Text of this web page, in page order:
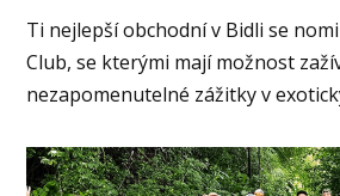
Ti nejlepší obchodní v Bidli se
Club, se kterými mají možnost
nezapomenutelné zážitky v
Video